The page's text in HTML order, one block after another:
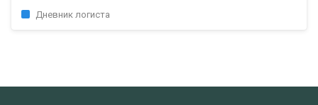
Дневник логиста